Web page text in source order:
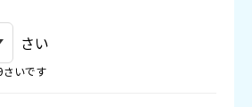
さい
いです